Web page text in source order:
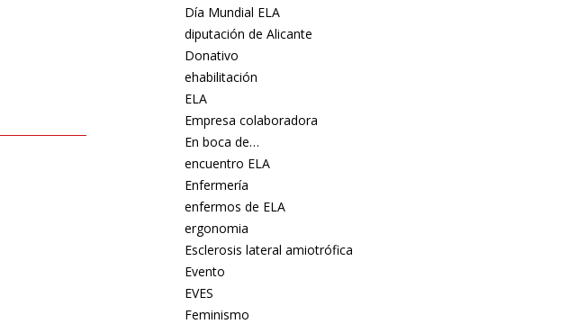
Día Mundial ELA
diputación de Alicante
Donativo
ehabilitación
ELA
Empresa colaboradora
En boca de…
encuentro ELA
Enfermería
enfermos de ELA
ergonomia
Esclerosis lateral amiotrófica
Evento
EVES
Feminismo